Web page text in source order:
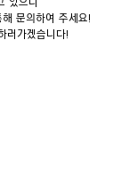
있으니
문의하여 주세요!
러가겠습니다!